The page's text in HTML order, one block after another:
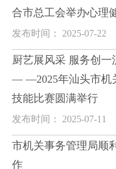
合市总工会举办心理
发布时间： 2025-07-22
厨艺展风采 服务创一
— —2025年汕头市机
技能比赛圆满举行
发布时间： 2025-07-11
市机关事务管理局顺
作